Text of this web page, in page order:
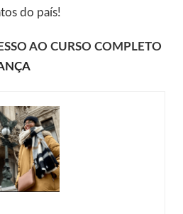
do país!
AO CURSO COMPLETO